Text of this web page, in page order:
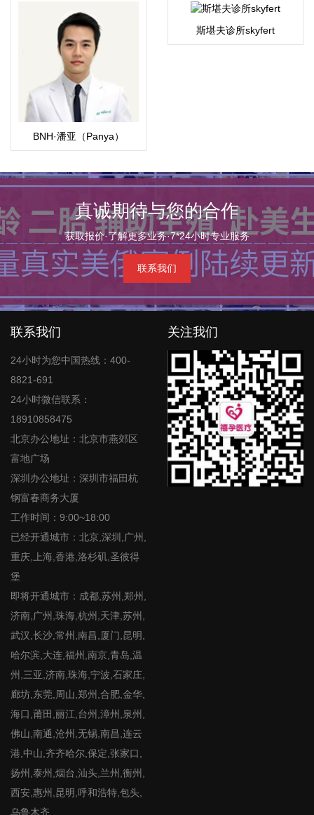
BNH·潘亚（Panya）
斯堪夫诊所skyfert
真诚期待与您的合作
获取报价·了解更多业务·7*24小时专业服务
联系我们
联系我们
24小时为您中国热线：400-
8821-691
24小时微信联系：
18910858475
北京办公地址：北京市燕郊区
富地广场
深圳办公地址：深圳市福田杭
钢富春商务大厦
工作时间：9:00~18:00
已经开通城市：北京,深圳,广州,
重庆,上海,香港,洛杉矶,圣彼得
堡
即将开通城市：成都,苏州,郑州,
济南,广州,珠海,杭州,天津,苏州,
武汉,长沙,常州,南昌,厦门,昆明,
哈尔滨,大连,福州,南京,青岛,温
州,三亚,济南,珠海,宁波,石家庄,
廊坊,东莞,周山,郑州,合肥,金华,
海口,莆田,丽江,台州,漳州,泉州,
佛山,南通,沧州,无锡,南昌,连云
港,中山,齐齐哈尔,保定,张家口,
扬州,泰州,烟台,汕头,兰州,衡州,
西安,惠州,昆明,呼和浩特,包头,
乌鲁木齐
关注我们